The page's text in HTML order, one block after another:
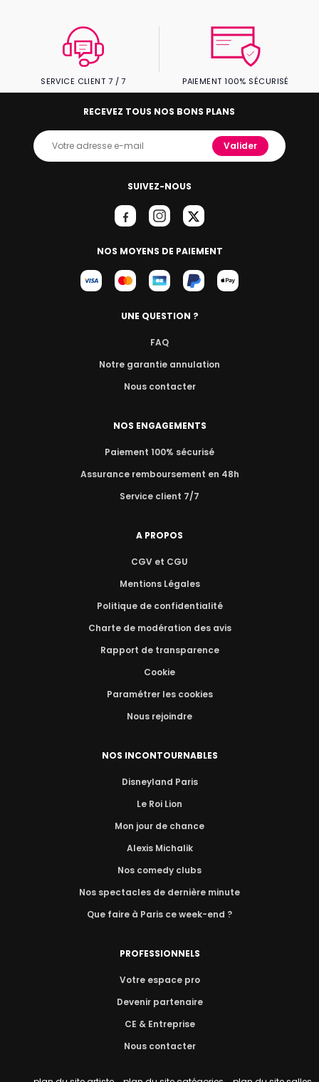
SERVICE CLIENT 7 / 7 PAIEMENT 100% SÉCURISÉ
SUIVEZ-NOUS
NOS MOYENS DE PAIEMENT
RECEVEZ TOUS NOS BONS PLANS
Valider
UNE QUESTION ?
FAQ
Notre garantie annulation
Nous contacter
NOS ENGAGEMENTS
Paiement 100% sécurisé
Assurance remboursement en 48h
Service client 7/7
A PROPOS
CGV et CGU
Mentions Légales
Politique de confidentialité
Charte de modération des avis
Rapport de transparence
Cookie
Paramétrer les cookies
Nous rejoindre
NOS INCONTOURNABLES
Disneyland Paris
Le Roi Lion
Mon jour de chance
Alexis Michalik
Nos comedy clubs
Nos spectacles de dernière minute
Que faire à Paris ce week-end ?
PROFESSIONNELS
Votre espace pro
Devenir partenaire
CE & Entreprise
Nous contacter